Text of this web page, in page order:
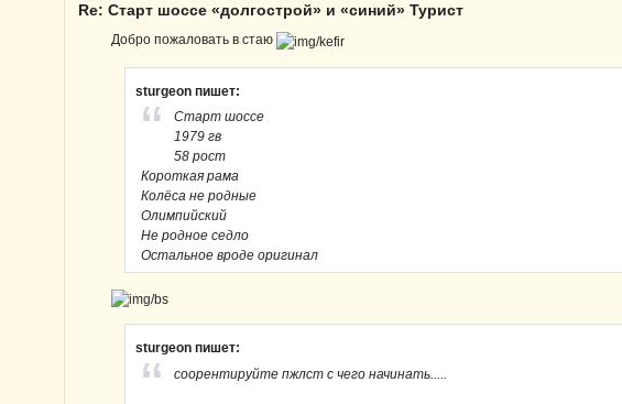
Re: Старт шоссе «долгострой» и «синий» Турист
Добро пожаловать в стаю
sturgeon пишет:
Старт шоссе
1979 гв
58 рост
Короткая рама
Колёса не родные
Олимпийский
Не родное седло
Остальное вроде оригинал
sturgeon пишет:
соорентируйте пжлст с чего начинать.....